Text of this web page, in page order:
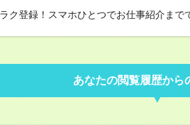
ク登録！スマホひとつでお仕事紹介まで
あなたの閲覧履歴から